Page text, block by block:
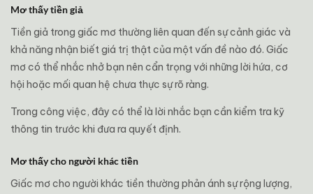
Mơ thấy tiền giả
Tiền giả trong giấc mơ thường liên quan đến sự cảnh giác và
khả năng nhận biết giá trị thật của một vấn đề nào đó. Giấc
mơ có thể nhắc nhở bạn nên cẩn trọng với những lời hứa, cơ
hội hoặc mối quan hệ chưa thực sự rõ ràng.
Trong công việc, đây có thể là lời nhắc bạn cần kiểm tra kỹ
thông tin trước khi đưa ra quyết định.
Mơ thấy cho người khác tiền
Giấc mơ cho người khác tiền thường phản ánh sự rộng lượng,